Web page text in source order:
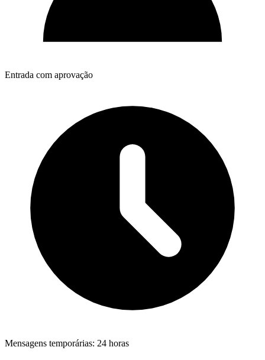
Entrada com aprovação
Mensagens temporárias: 24 horas